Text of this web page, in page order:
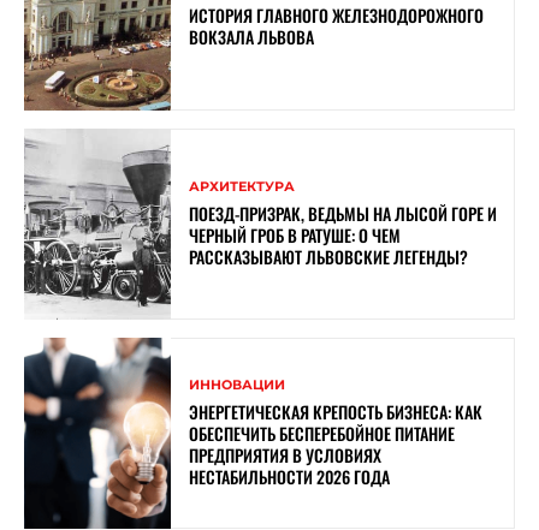
ИСТОРИЯ ГЛАВНОГО ЖЕЛЕЗНОДОРОЖНОГО
ВОКЗАЛА ЛЬВОВА
АРХИТЕКТУРА
ПОЕЗД-ПРИЗРАК, ВЕДЬМЫ НА ЛЫСОЙ ГОРЕ И
ЧЕРНЫЙ ГРОБ В РАТУШЕ: О ЧЕМ
РАССКАЗЫВАЮТ ЛЬВОВСКИЕ ЛЕГЕНДЫ?
ИННОВАЦИИ
ЭНЕРГЕТИЧЕСКАЯ КРЕПОСТЬ БИЗНЕСА: КАК
ОБЕСПЕЧИТЬ БЕСПЕРЕБОЙНОЕ ПИТАНИЕ
ПРЕДПРИЯТИЯ В УСЛОВИЯХ
НЕСТАБИЛЬНОСТИ 2026 ГОДА